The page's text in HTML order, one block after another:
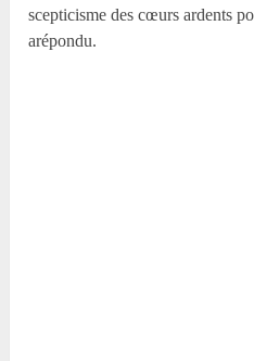
scepticisme des cœurs ardents
arépondu.